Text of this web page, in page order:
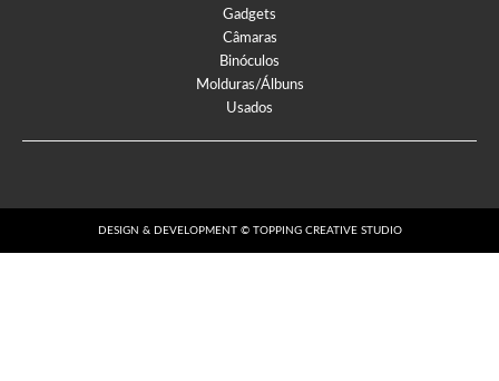
Gadgets
Câmaras
Binóculos
Molduras/Álbuns
Usados
DESIGN & DEVELOPMENT © TOPPING CREATIVE STUDIO